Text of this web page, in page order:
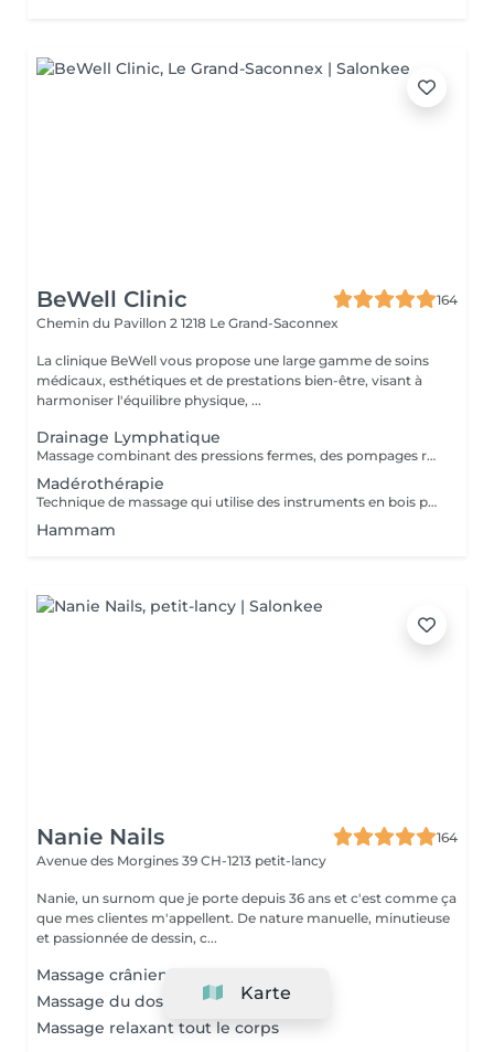
BeWell Clinic
164
Chemin du Pavillon 2 1218 Le Grand-Saconnex
La clinique BeWell vous propose une large gamme de soins
médicaux, esthétiques et de prestations bien-être, visant à
harmoniser l'équilibre physique, ...
Drainage Lymphatique
Massage combinant des pressions fermes, des pompages rythmiques et des manuvres précises qui vont permettre d'améliorer la circulation, booster le métabolisme et affiner la silhouette.
Madérothérapie
Technique de massage qui utilise des instruments en bois pour stimuler les tissus corporels. Cette méthode vise à drainer les toxines, à améliorer la circulation sanguine, à favoriser l'amincissement et à tonifier la peau. Allongée confortablement dans un espacée bien être, votre experte minceur masse, stimule, presse, malaxe, roule sur vos zones rebelles. Les bienfaits de la madérothérapie : - Tonifie et raffermit la peau - Réduit l'apparence de la cellulite en détruisant les graisses localisés - Réduit la sensation de jambes lourdes - Améliore la circulation sanguine - Active le système lymphatique - Stimule et relance la production de collagène et d'élastine - Améliore le tonus musculaire - Revitalise et réactive le système nerveux - Renforce le système immunitaire - Stimule la relaxation profonde et régule les centres énergétiques. Elle est utilisée pour le corps et le visage. - Les zones traitées : les cuisses, les fesses, le ventre, les hanches, les poignées d'amour, le dos, les bras, le visage Fréquence : 1 à 2 fois par semaine, 6 à 10 séances. Contre-indications : - Tout type d'inflammation aigue (arthrite, fièvre, néphrite) - Affection du système vasculaire (thrombose, anévrisme..) - Dilatation pathologique des artères - Grossesse (1 er trimestre) - Maladie cardiaque - Varices importantes
Hammam
Nanie Nails
164
Avenue des Morgines 39 CH-1213 petit-lancy
Nanie, un surnom que je porte depuis 36 ans et c'est comme ça
que mes clientes m'appellent. De nature manuelle, minutieuse
et passionnée de dessin, c...
Massage crânien
Massage du dos
Massage relaxant tout le corps
Karte